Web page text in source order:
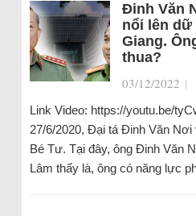
Đinh Văn
nổi lên dữ
Giang.
thua?
03/12/2022 |
Link Video: https://youtu.be/
27/6/2020, Đại tá Đinh Văn
Bé Tư. Tại đây, ông Đinh Văn
Lâm thấy là, ông có năng lực